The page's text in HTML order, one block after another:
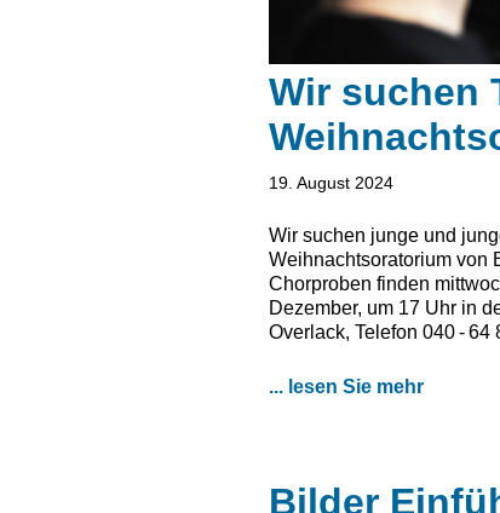
Wir suchen
19. August 2024
Wir suchen junge und
Weihnachtsoratorium von
Chorproben finden
Dezember, um 17 Uhr in
Overlack, Telefon 040 - 64
... lesen Sie mehr
Bilder